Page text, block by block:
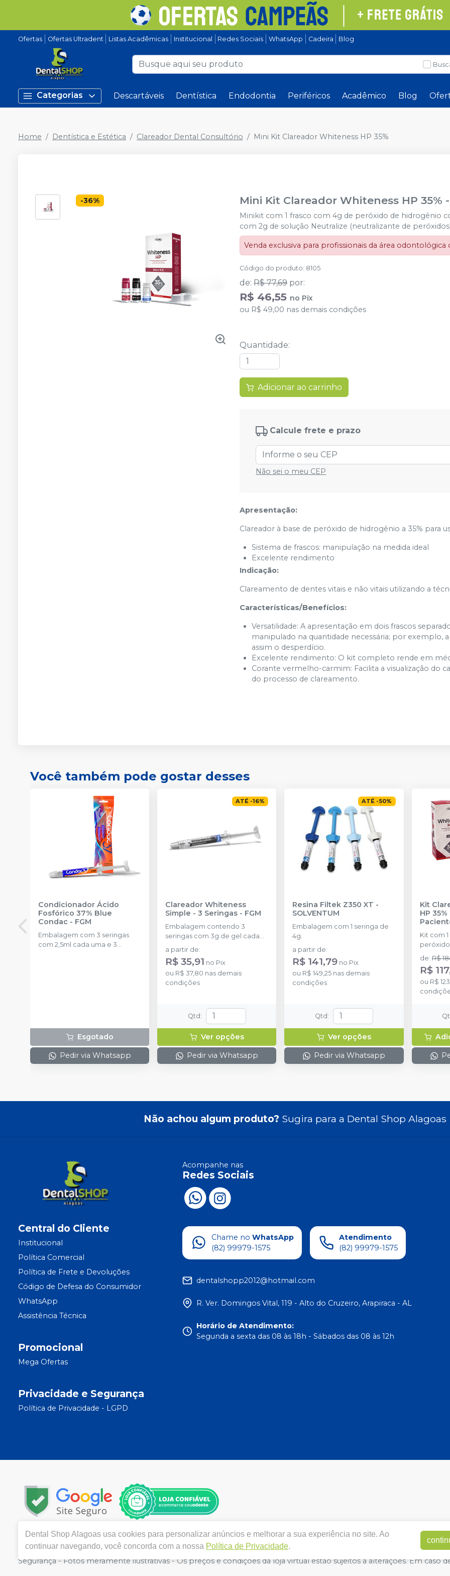
Ofertas Ofertas Ultradent Listas Acadêmicas Institucional Redes Sociais WhatsApp Cadeira Blog
Categorias Descartáveis Dentística Endodontia Periféricos Acadêmico Blog
Home Dentística e Estética Clareador Dental Consultório Mini Kit Clareador Whiteness HP 35%
-36% Mini Kit Clareador Whiteness HP 35% -
Minikit com 1 frasco com 4g de peróxido de hidrogênio
com 2g de solução Neutralize (neutralizante de
Venda exclusiva para profissionais da área odontológica
Código do produto: 8105
de: R$ 77,69 por:
R$ 46,55 no Pix
ou R$ 49,00 nas demais condições
Quantidade:
Adicionar ao carrinho
Calcule frete e prazo
Não sei o meu CEP
Apresentação:
Clareador à base de peróxido de hidrogênio a 35% para
Sistema de frascos: manipulação na medida ideal
Excelente rendimento
Indicação:
Clareamento de dentes vitais e não vitais utilizando a
Características/Benefícios:
Versatilidade: A apresentação em dois frascos
manipulado na quantidade necessária; por exemplo,
assim o desperdício.
Excelente rendimento: O kit completo rende em
Corante vermelho-carmim: Facilita a visualização do
do processo de clareamento.
Você também pode gostar desses
Condicionador Ácido
Fosfórico 37% Blue
Condac - FGM
Embalagem com 3 seringas
com 2,5ml cada uma e 3
Esgotado
Pedir via Whatsapp
ATÉ -16%
Clareador Whiteness
Simple - 3 Seringas - FGM
Embalagem contendo 3
seringas com 3g de gel cada
a partir de:
R$ 35,91 no Pix
ou R$ 37,80 nas demais
condições
Qtd :
Ver opções
Pedir via Whatsapp
ATÉ -50%
Resina Filtek Z350 XT -
SOLVENTUM
Embalagem com 1 seringa de
4g.
a partir de:
R$ 141,79 no Pix
ou R$ 149,25 nas demais
condições
Qtd :
Ver opções
Pedir via Whatsapp
Kit
HP
Kit com
de
2g de
espátula
de:R$
R$
ou R$
Não achou algum produto? Sugira para a Dental Shop Alagoas
Central do Cliente
Institucional
Política Comercial
Política de Frete e Devoluções
Código de Defesa do Consumidor
WhatsApp
Assistência Técnica
Promocional
Mega Ofertas
Privacidade e Segurança
Política de Privacidade - LGPD
Acompanhe nas
Redes Sociais
Chame no WhatsApp
(82) 99979-1575
Atendimento
(82) 99979-1575
dentalshopp2012@hotmail.com
R. Ver. Domingos Vital, 119 - Alto do Cruzeiro, Arapiraca - AL
Horário de Atendimento:
Segunda a sexta das 08 às 18h - Sábados das 08 às 12h
Copyright © 2022 | Todos os direitos reservados | www.dentalshopp.com.br |DENTAL SHOPP LTDA|
AL - CEP 57312-250 | Autorizações de Funcionamento ANVISA - Correlatos 8.09.858-9 -
IRAN
Segurança - Fotos meramente ilustrativas - Os preços e condições da loja virtual estão sujeitos a alterações. Em caso
Dental Shop Alagoas usa cookies para personalizar anúncios e melhorar a sua experiência no site. Ao
continuar navegando, você concorda com a nossa Política de Privacidade.